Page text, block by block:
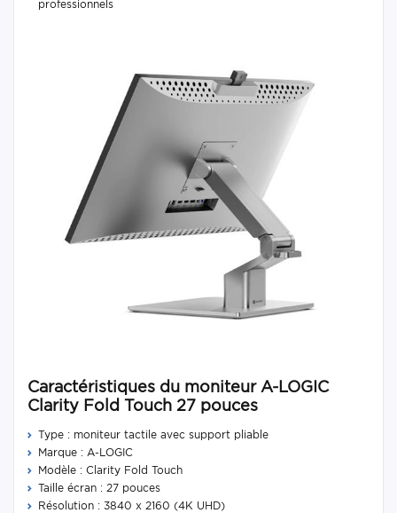
professionnels
Caractéristiques du moniteur A-LOGIC
Clarity Fold Touch 27 pouces
Type : moniteur tactile avec support pliable
Marque : A-LOGIC
Modèle : Clarity Fold Touch
Taille écran : 27 pouces
Résolution : 3840 x 2160 (4K UHD)